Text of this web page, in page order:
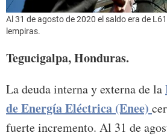
Al 31 de agosto de 2020 el saldo era de
lempiras.
Tegucigalpa, Honduras.
La deuda interna y externa de la
de Energía Eléctrica (Enee)
fuerte incremento. Al 31 de